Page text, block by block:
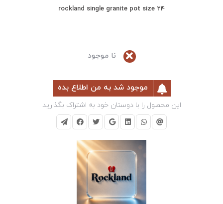
rockland single granite pot size 24
نا موجود
موجود شد به من اطلاع بده
این محصول را با دوستان خود به اشتراک بگذارید